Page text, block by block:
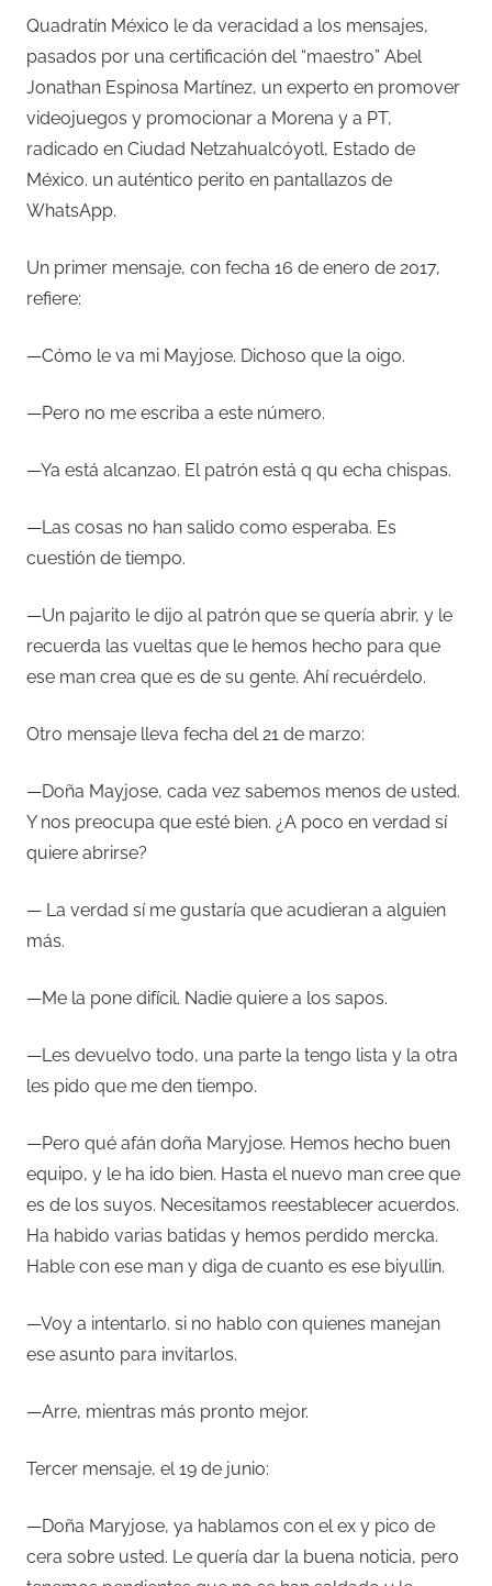
Quadratín México le da veracidad a los mensajes,
pasados por una certificación del “maestro” Abel
Jonathan Espinosa Martínez, un experto en promover
videojuegos y promocionar a Morena y a PT,
radicado en Ciudad Netzahualcóyotl, Estado de
México. un auténtico perito en pantallazos de
WhatsApp.
Un primer mensaje, con fecha 16 de enero de 2017,
refiere:
—Cómo le va mi Mayjose. Dichoso que la oigo.
—Pero no me escriba a este número.
—Ya está alcanzao. El patrón está q qu echa chispas.
—Las cosas no han salido como esperaba. Es
cuestión de tiempo.
—Un pajarito le dijo al patrón que se quería abrir, y le
recuerda las vueltas que le hemos hecho para que
ese man crea que es de su gente. Ahí recuérdelo.
Otro mensaje lleva fecha del 21 de marzo:
—Doña Mayjose, cada vez sabemos menos de usted.
Y nos preocupa que esté bien. ¿A poco en verdad sí
quiere abrirse?
— La verdad sí me gustaría que acudieran a alguien
más.
—Me la pone difícil. Nadie quiere a los sapos.
—Les devuelvo todo, una parte la tengo lista y la otra
les pido que me den tiempo.
—Pero qué afán doña Maryjose. Hemos hecho buen
equipo, y le ha ido bien. Hasta el nuevo man cree que
es de los suyos. Necesitamos reestablecer acuerdos.
Ha habido varias batidas y hemos perdido mercka.
Hable con ese man y diga de cuanto es ese biyullin.
—Voy a intentarlo. si no hablo con quienes manejan
ese asunto para invitarlos.
—Arre, mientras más pronto mejor.
Tercer mensaje, el 19 de junio:
—Doña Maryjose, ya hablamos con el ex y pico de
cera sobre usted. Le quería dar la buena noticia, pero